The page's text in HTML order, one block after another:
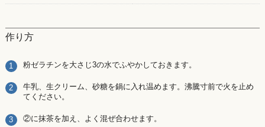
作り方
粉ゼラチンを大さじ3の水でふやかしておきます。
牛乳、生クリーム、砂糖を鍋に入れ温めます。沸騰寸前で火を止め
てください。
②に抹茶を加え、よく混ぜ合わせます。